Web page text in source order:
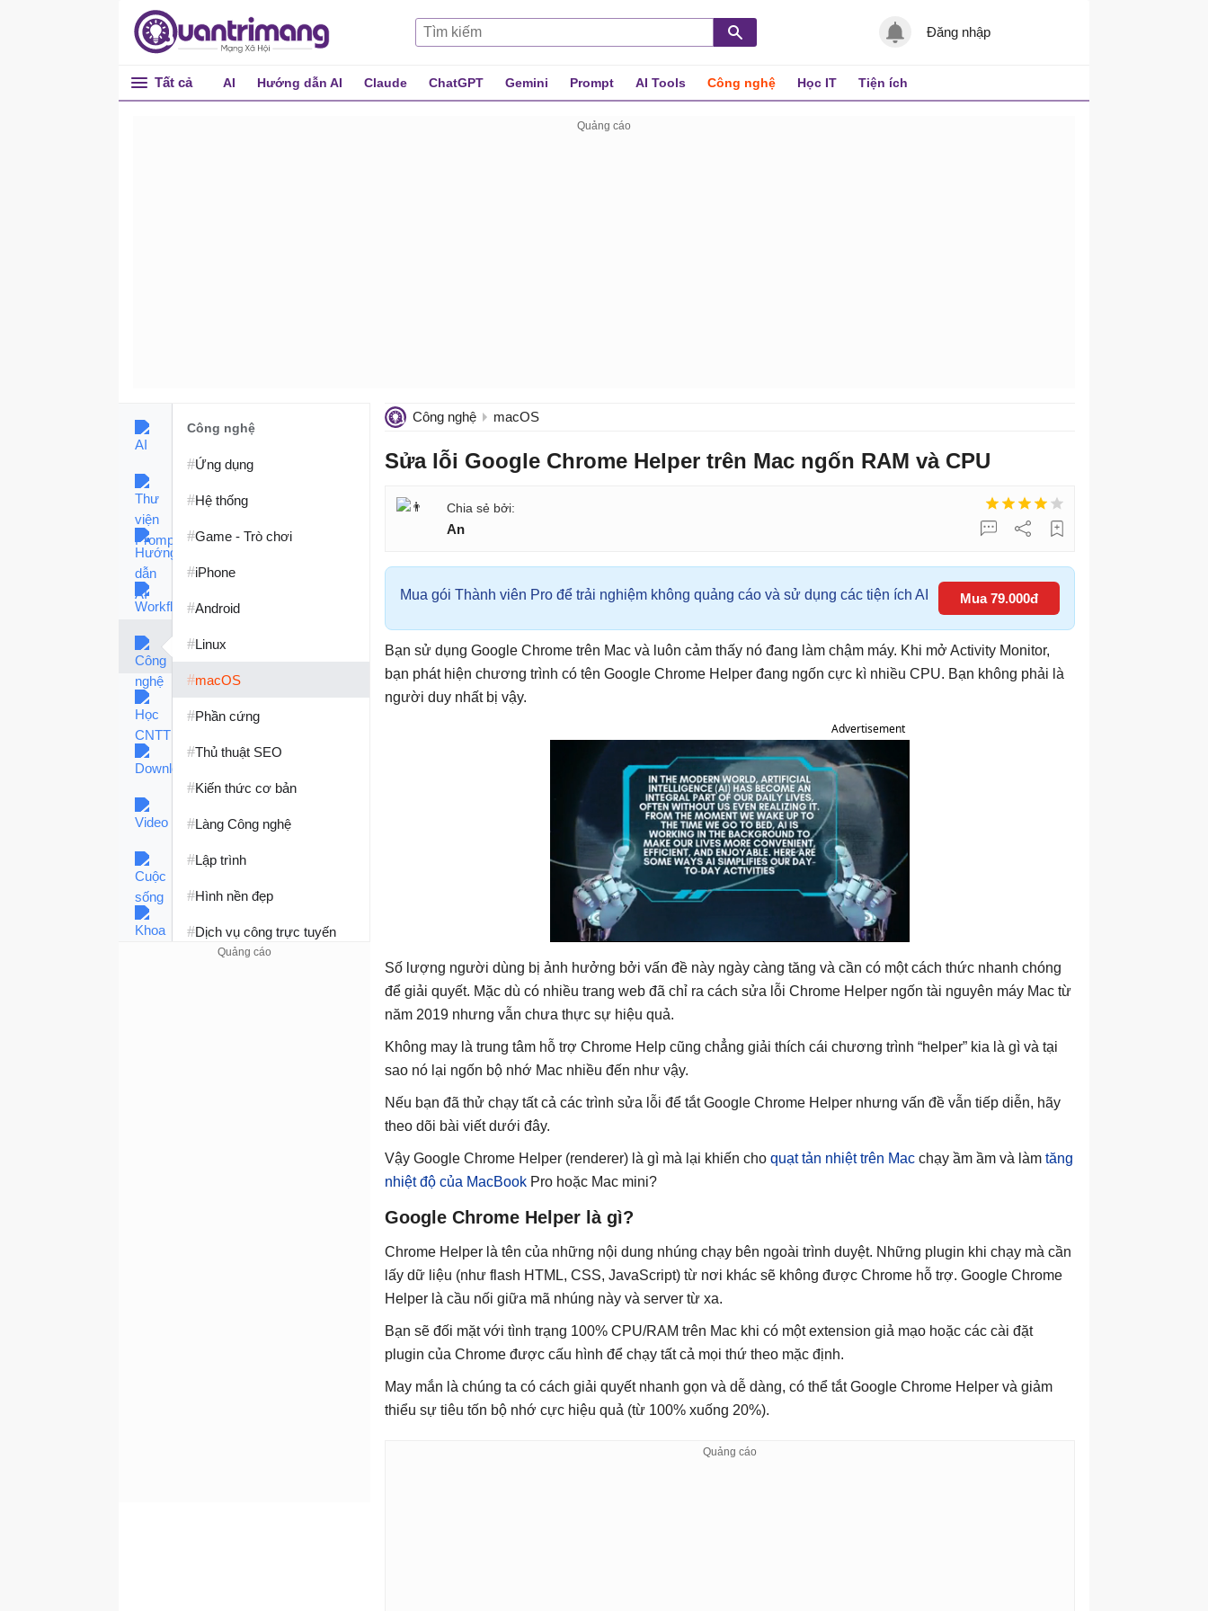
Đăng nhập
Tất cả AI Hướng dẫn AI Claude ChatGPT Gemini Prompt AI Tools Công nghệ Học IT Tiện ích
Công nghệ macOS
Sửa lỗi Google Chrome Helper trên Mac ngốn RAM và CPU
An
Mua gói Thành viên Pro để trải nghiệm không quảng cáo và sử dụng các tiện ích AI Mua 79.000đ
Bạn sử dụng Google Chrome trên Mac và luôn cảm thấy nó đang làm chậm máy. Khi mở Activity Monitor,
bạn phát hiện chương trình có tên Google Chrome Helper đang ngốn cực kì nhiều CPU. Bạn không phải là
người duy nhất bị vậy.
Advertisement
Số lượng người dùng bị ảnh hưởng bởi vấn đề này ngày càng tăng và cần có một cách thức nhanh chóng
để giải quyết. Mặc dù có nhiều trang web đã chỉ ra cách sửa lỗi Chrome Helper ngốn tài nguyên máy Mac từ
năm 2019 nhưng vẫn chưa thực sự hiệu quả.
Không may là trung tâm hỗ trợ Chrome Help cũng chẳng giải thích cái chương trình “helper” kia là gì và tại
sao nó lại ngốn bộ nhớ Mac nhiều đến như vậy.
Nếu bạn đã thử chạy tất cả các trình sửa lỗi để tắt Google Chrome Helper nhưng vấn đề vẫn tiếp diễn, hãy
theo dõi bài viết dưới đây.
Vậy Google Chrome Helper (renderer) là gì mà lại khiến cho quạt tản nhiệt trên Mac chạy ầm ầm và làm tăng
nhiệt độ của MacBook Pro hoặc Mac mini?
Google Chrome Helper là gì?
Chrome Helper là tên của những nội dung nhúng chạy bên ngoài trình duyệt. Những plugin khi chạy mà cần
lấy dữ liệu (như flash HTML, CSS, JavaScript) từ nơi khác sẽ không được Chrome hỗ trợ. Google Chrome
Helper là cầu nối giữa mã nhúng này và server từ xa.
Bạn sẽ đối mặt với tình trạng 100% CPU/RAM trên Mac khi có một extension giả mạo hoặc các cài đặt
plugin của Chrome được cấu hình để chạy tất cả mọi thứ theo mặc định.
May mắn là chúng ta có cách giải quyết nhanh gọn và dễ dàng, có thể tắt Google Chrome Helper và giảm
thiểu sự tiêu tốn bộ nhớ cực hiệu quả (từ 100% xuống 20%).
Công nghệ
#Ứng dụng
#Hệ thống
#Game - Trò chơi
#iPhone
#Android
#Linux
#macOS
#Phần cứng
#Thủ thuật SEO
#Kiến thức cơ bản
#Làng Công nghệ
#Lập trình
#Hình nền đẹp
#Dịch vụ công trực tuyến